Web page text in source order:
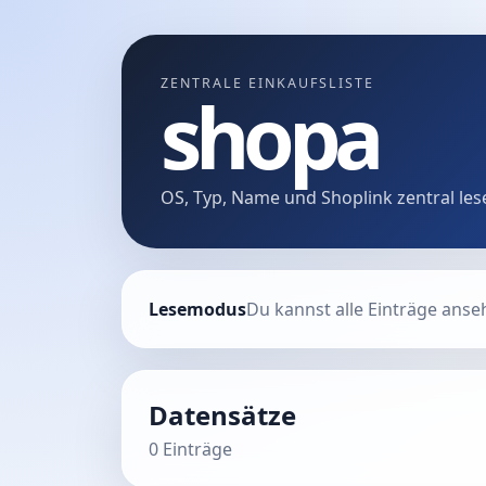
ZENTRALE EINKAUFSLISTE
shopa
OS, Typ, Name und Shoplink zentral
LesemodusDu kannst alle Einträge
Datensätze
0 Einträge